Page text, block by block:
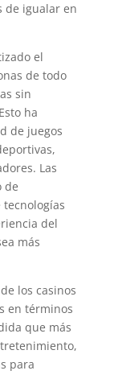
de igualar en
el
de todo
sin
ha
de juegos
Las
de
del
más
los casinos
en términos
que más
para